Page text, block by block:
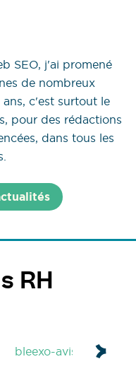
SEO, j'ai promené
de nombreux
c'est surtout le
pour des rédactions
dans tous les
RH